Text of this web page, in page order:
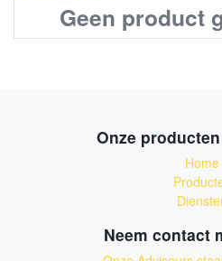
Geen product
Onze
Home
Neem contact